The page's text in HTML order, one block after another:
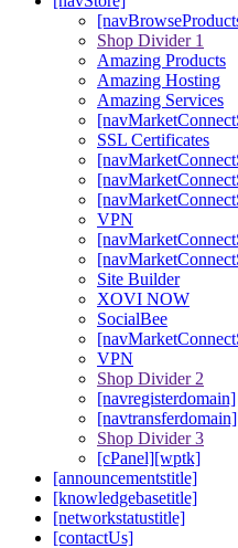
Shop Divider 1
Amazing Products
Amazing Hosting
Amazing Services
SSL Certificates
VPN
Site Builder
XOVI NOW
SocialBee
VPN
Shop Divider 2
[navregisterdomain]
[navtransferdomain]
Shop Divider 3
[cPanel][wptk]
[announcementstitle]
[knowledgebasetitle]
[networkstatustitle]
[contactUs]